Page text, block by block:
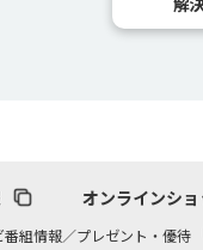
オンラインシ
番組情報／プレゼント・優待